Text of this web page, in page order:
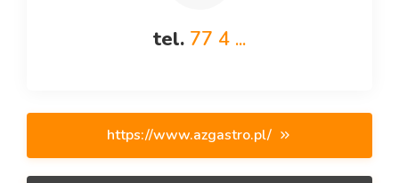
tel. 77 4 ...
https://www.azgastro.pl/